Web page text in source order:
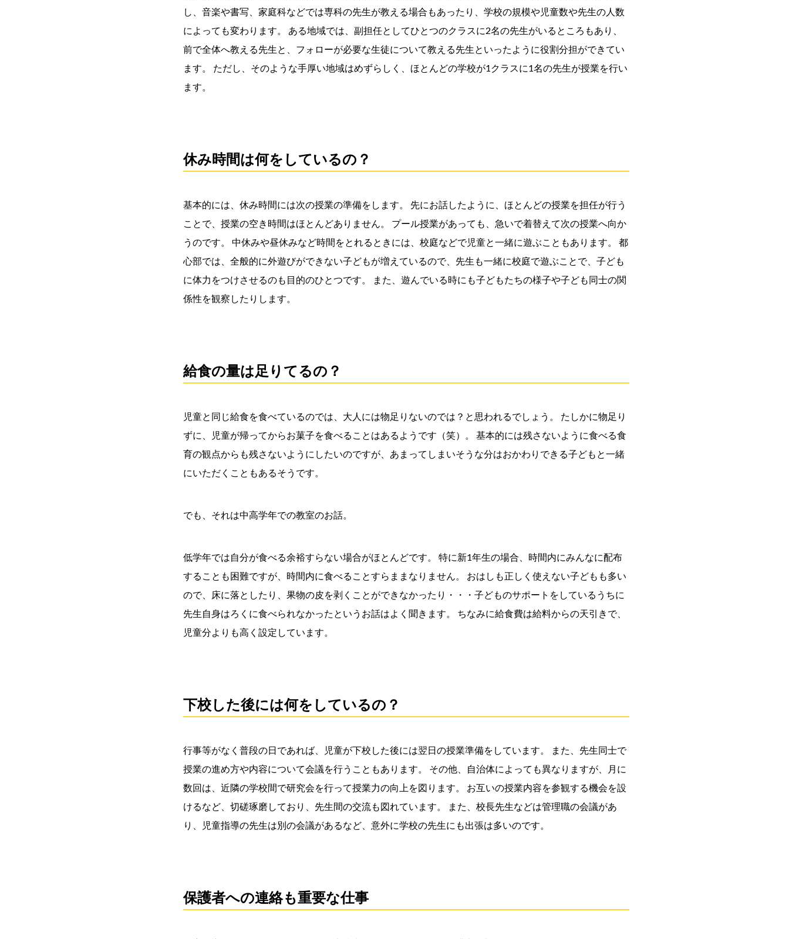
し、音楽や書写、家庭科などでは専科の先生が教える場合もあったり、学校の規模や児童数や先生の人数
によっても変わります。 ある地域では、副担任としてひとつのクラスに2名の先生がいるところもあり、
前で全体へ教える先生と、フォローが必要な生徒について教える先生といったように役割分担ができてい
ます。 ただし、そのような手厚い地域はめずらしく、ほとんどの学校が1クラスに1名の先生が授業を行い
ます。
休み時間は何をしているの？
基本的には、休み時間には次の授業の準備をします。 先にお話したように、ほとんどの授業を担任が行う
ことで、授業の空き時間はほとんどありません。 プール授業があっても、急いで着替えて次の授業へ向か
うのです。 中休みや昼休みなど時間をとれるときには、校庭などで児童と一緒に遊ぶこともあります。 都
心部では、全般的に外遊びができない子どもが増えているので、先生も一緒に校庭で遊ぶことで、子ども
に体力をつけさせるのも目的のひとつです。 また、遊んでいる時にも子どもたちの様子や子ども同士の関
係性を観察したりします。
給食の量は足りてるの？
児童と同じ給食を食べているのでは、大人には物足りないのでは？と思われるでしょう。 たしかに物足り
ずに、児童が帰ってからお菓子を食べることはあるようです（笑）。 基本的には残さないように食べる食
育の観点からも残さないようにしたいのですが、あまってしまいそうな分はおかわりできる子どもと一緒
にいただくこともあるそうです。
でも、それは中高学年での教室のお話。
低学年では自分が食べる余裕すらない場合がほとんどです。 特に新1年生の場合、時間内にみんなに配布
することも困難ですが、時間内に食べることすらままなりません。 おはしも正しく使えない子どもも多い
ので、床に落としたり、果物の皮を剥くことができなかったり・・・子どものサポートをしているうちに
先生自身はろくに食べられなかったというお話はよく聞きます。 ちなみに給食費は給料からの天引きで、
児童分よりも高く設定しています。
下校した後には何をしているの？
行事等がなく普段の日であれば、児童が下校した後には翌日の授業準備をしています。 また、先生同士で
授業の進め方や内容について会議を行うこともあります。 その他、自治体によっても異なりますが、月に
数回は、近隣の学校間で研究会を行って授業力の向上を図ります。 お互いの授業内容を参観する機会を設
けるなど、切磋琢磨しており、先生間の交流も図れています。 また、校長先生などは管理職の会議があ
り、児童指導の先生は別の会議があるなど、意外に学校の先生にも出張は多いのです。
保護者への連絡も重要な仕事